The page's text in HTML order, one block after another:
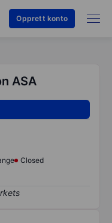
Opprett konto
ASA
Closed